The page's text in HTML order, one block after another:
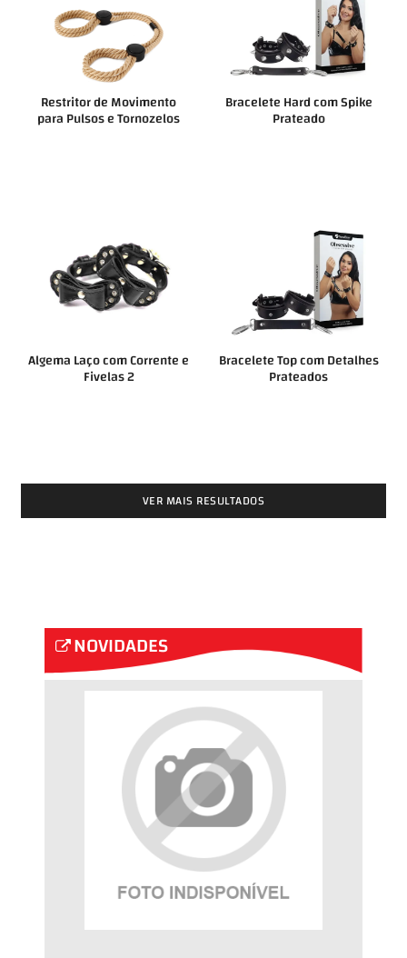
Restritor de Movimento
para Pulsos e Tornozelos
Bracelete Hard com Spike
Prateado
Algema Laço com Corrente e
Fivelas 2
Bracelete Top com Detalhes
Prateados
VER MAIS RESULTADOS
NOVIDADES